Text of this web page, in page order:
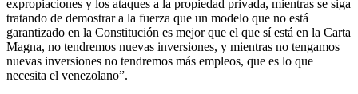
expropiaciones y los ataques a la propiedad privada, mientras se siga
tratando de demostrar a la fuerza que un modelo que no está
garantizado en la Constitución es mejor que el que sí está en la Carta
Magna, no tendremos nuevas inversiones, y mientras no tengamos
nuevas inversiones no tendremos más empleos, que es lo que
necesita el venezolano”.